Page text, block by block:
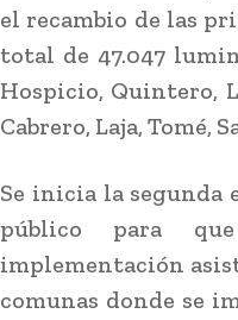
el recambio de las
total de 47.047
Hospicio, Quintero,
Cabrero, Laja, Tomé,
Se inicia la segunda
público para
implementación
comunas donde se